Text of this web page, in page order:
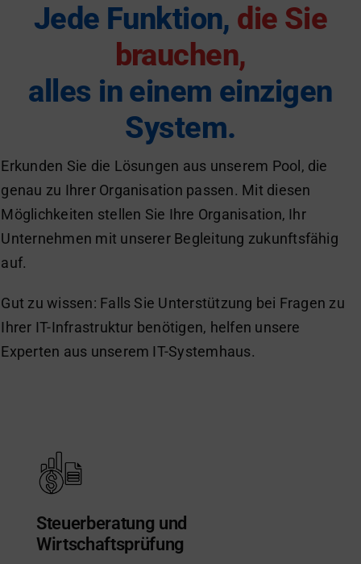
Jede Funktion, die Sie
brauchen,
alles in einem einzigen
System.
Erkunden Sie die Lösungen aus unserem Pool, die
genau zu Ihrer Organisation passen. Mit diesen
Möglichkeiten stellen Sie Ihre Organisation, Ihr
Unternehmen mit unserer Begleitung zukunftsfähig
auf.
Gut zu wissen: Falls Sie Unterstützung bei Fragen zu
Ihrer IT-Infrastruktur benötigen, helfen unsere
Experten aus unserem IT-Systemhaus.
Steuerberatung und
Wirtschaftsprüfung